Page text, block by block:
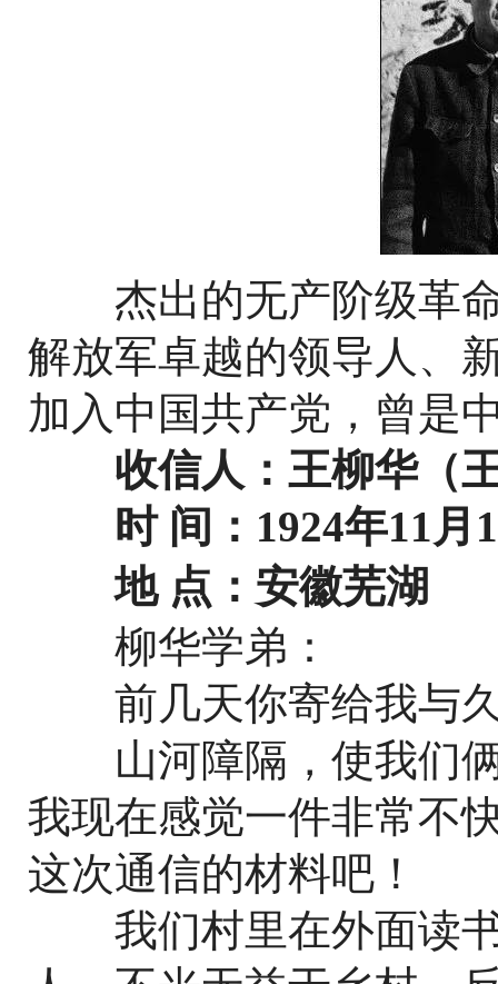
杰出的无产阶级革命
解放军卓越的领导人、
加入中国共产党，曾是
收信人：王柳华（
时 间：1924年11月
地 点：安徽芜湖
柳华学弟：
前几天你寄给我与久
山河障隔，使我们俩
我现在感觉一件非常不
这次通信的材料吧！
我们村里在外面读书